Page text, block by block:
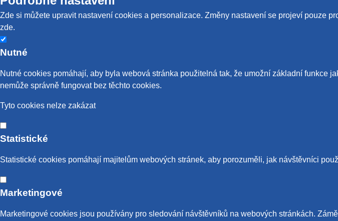
Zde si můžete upravit nastavení cookies a personalizace. Změny nastavení se projeví pouze
zde.
Nutné
Nutné cookies pomáhají, aby byla webová stránka použitelná tak, že umožní základní funkce
nemůže správně fungovat bez těchto cookies.
Tyto cookies nelze zakázat
Statistické
Statistické cookies pomáhají majitelům webových stránek, aby porozuměli, jak návštěvníci
Marketingové
Marketingové cookies jsou používány pro sledování návštěvníků na webových stránkách.